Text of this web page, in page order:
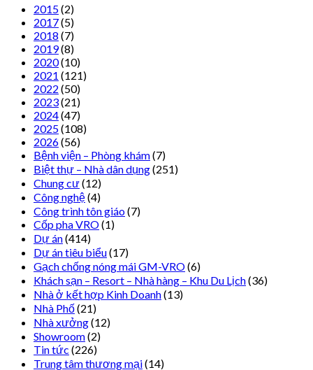
2015(2)
2017(5)
2018 (7)
2019(8)
2020(10)
2021 (121)
2022 (50)
2023(21)
2024(47)
2025(108)
2026(56)
Bệnh viện – Phòng khám(7)
Biệt thự – Nhà dân dụng(251)
Chung cư(12)
Công nghệ(4)
Công trình tôn giáo(7)
Cốp pha VRO(1)
Dự án(414)
Dự án tiêu biểu(17)
Gạch chống nóng mái GM-VRO(6)
Khách sạn – Resort – Nhà hàng – Khu Du Lịch(36)
Nhà ở kết hợp Kinh Doanh(13)
Nhà Phố(21)
Nhà xưởng(12)
Showroom(2)
Tin tức (226)
Trung tâm thương mại(14)